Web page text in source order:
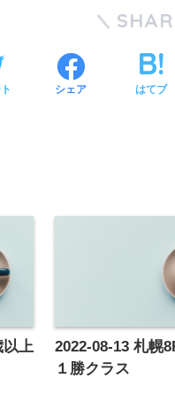
シェア はてブ
以上
2022-08-13 札幌
１勝クラス